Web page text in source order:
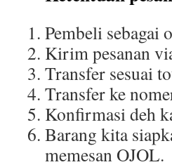
Pembeli sebagai
Kirim pesanan
Transfer sesuai
Transfer ke
Konfirmasi deh
Barang kita
memesan OJOL.